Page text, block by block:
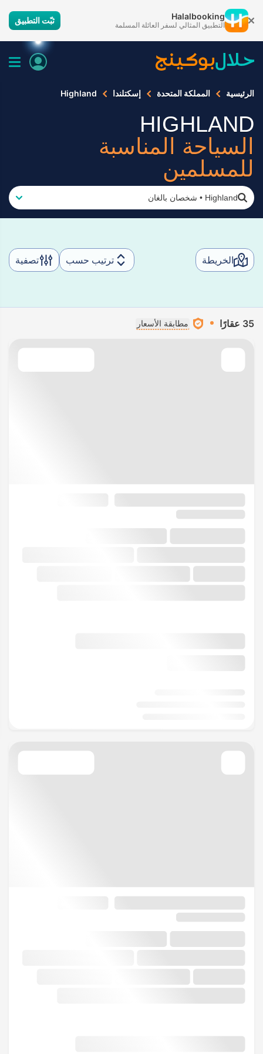
Halalbooking
التطبيق المثالي لسفر العائلة المسلمة ثبّت التطبيق
الرئيسية المملكة المتحدة إسكتلندا Highland
HIGHLAND
السياحة المناسبة
للمسلمين
Highland
• شخصان بالغان
الخريطة ترتيب حسب تصفية
35 عقارًا مطابقة الأسعار